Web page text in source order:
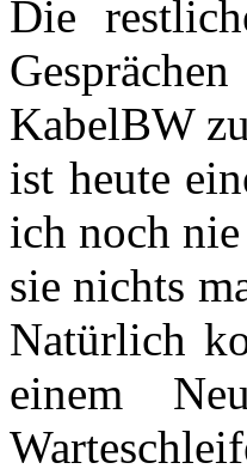
Die
KabelBW
ist heute
ich noch
sie nichts
Natürlich
einem